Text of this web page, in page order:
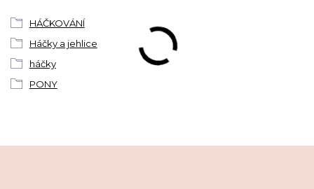
HÁČKOVÁNÍ
Háčky a jehlice
háčky
PONY